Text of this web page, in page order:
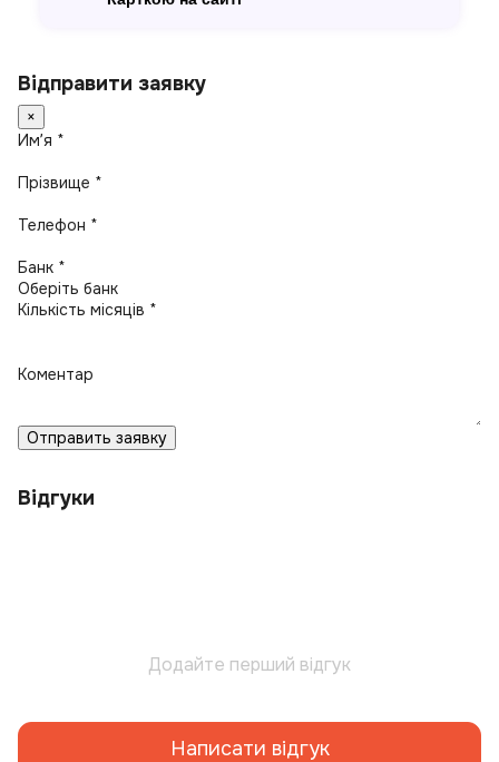
Відправити заявку
×
Имʼя *
Прізвище *
Телефон *
Банк *
Кількість місяців *
Коментар
Отправить заявку
Відгуки
Додайте перший відгук
Написати відгук